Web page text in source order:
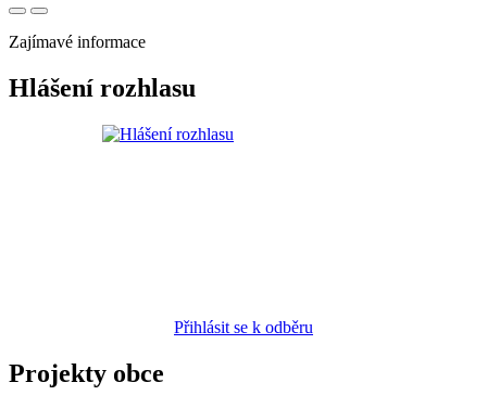
Zajímavé informace
Hlášení rozhlasu
Přihlásit se k odběru
Projekty obce